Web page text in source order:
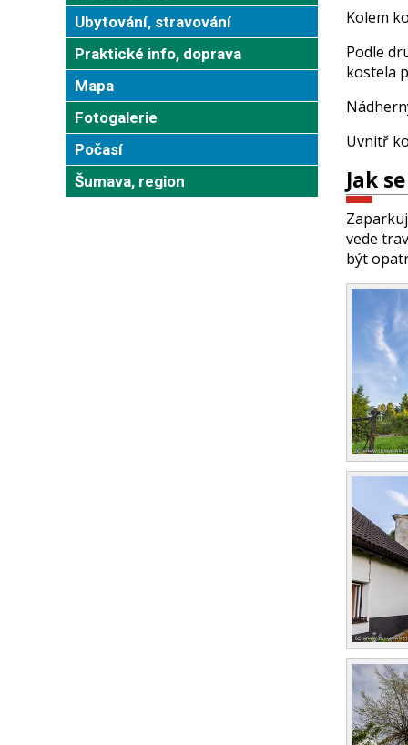
Ubytování, stravování
Praktické info, doprava
Mapa
Fotogalerie
Počasí
Šumava, region
Kolem
Podle
kostela
Uvnitř
Jak
vede
být